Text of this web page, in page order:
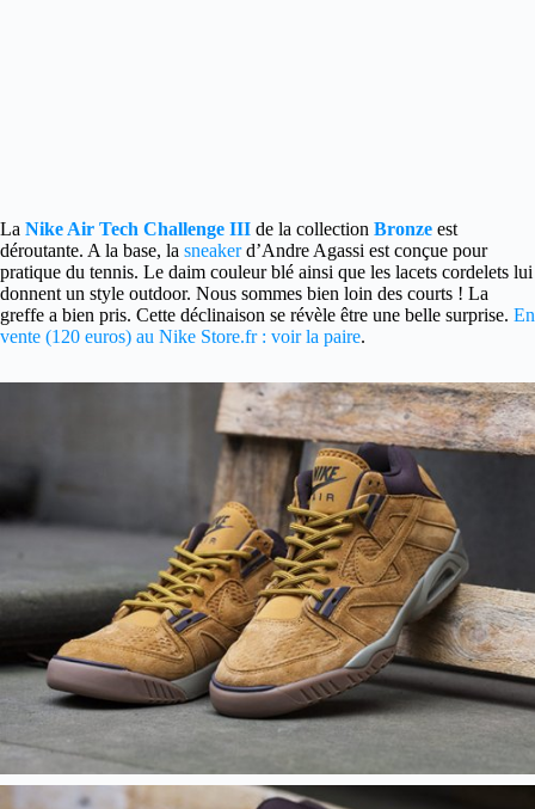
La Nike Air Tech Challenge III de la collection Bronze est
déroutante. A la base, la sneakerd’Andre Agassi est conçue pour
pratique du tennis. Le daim couleur blé ainsi que les lacets cordelets lui
donnent un style outdoor. Nous sommes bien loin des courts ! La
greffe a bien pris. Cette déclinaison se révèle être une belle surprise. En
vente (120 euros) au Nike Store.fr : voir la paire.